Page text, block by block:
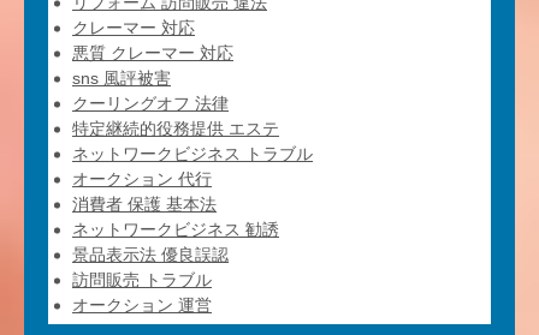
クレーマー 対応
悪質 クレーマー 対応
sns 風評被害
クーリングオフ 法律
特定継続的役務提供 エステ
ネットワークビジネス トラブル
オークション 代行
消費者 保護 基本法
ネットワークビジネス 勧誘
景品表示法 優良誤認
訪問販売 トラブル
オークション 運営